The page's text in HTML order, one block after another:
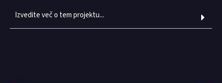
Izvedite več o tem projektu...